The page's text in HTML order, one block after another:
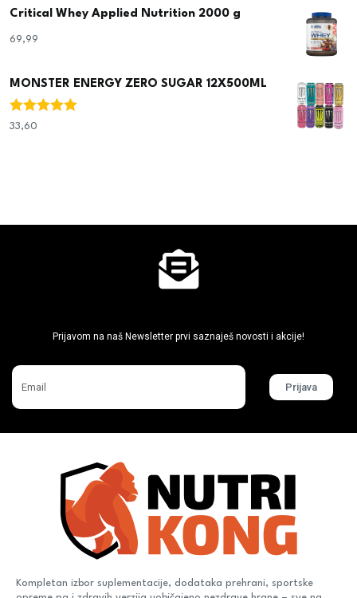
Critical Whey Applied Nutrition 2000 g
69,99
MONSTER ENERGY ZERO SUGAR 12X500ML
Ocjenjeno
33,60
Prijavom na naš Newsletter prvi saznaješ novosti i akcije!
Prijava
Kompletan izbor suplementacije, dodataka prehrani, sportske